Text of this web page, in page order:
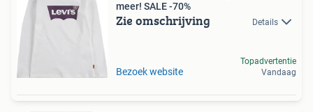
meer! SALE -70%
Zie omschrijving Details
Bezoek website
Topadvertentie
Vandaag